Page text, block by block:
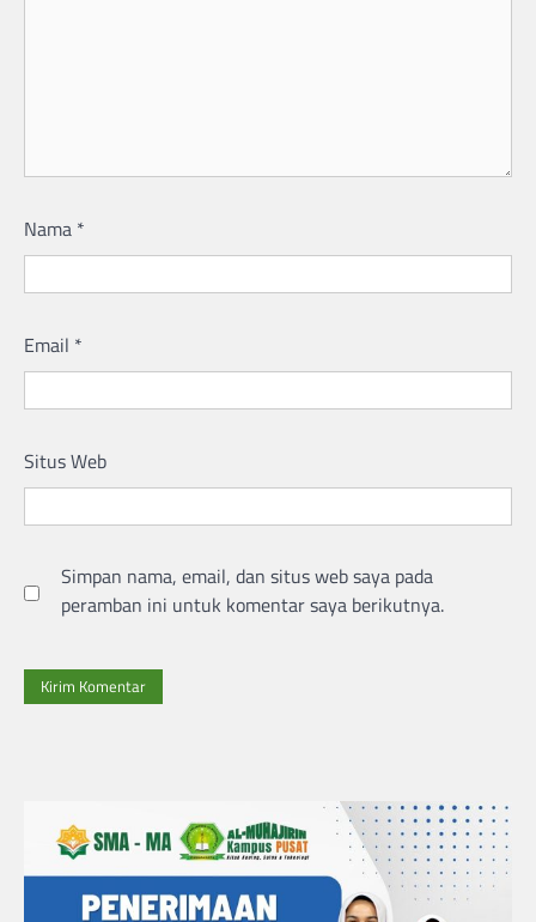
Nama *
Email *
Situs Web
Simpan nama, email, dan situs web saya pada
peramban ini untuk komentar saya berikutnya.